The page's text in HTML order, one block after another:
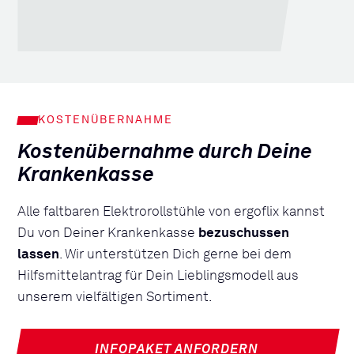
KOSTENÜBERNAHME
Kostenübernahme durch Deine
Krankenkasse
Alle faltbaren Elektrorollstühle von ergoflix kannst
Du von Deiner Krankenkasse bezuschussen
lassen. Wir unterstützen Dich gerne bei dem
Hilfsmittelantrag für Dein Lieblingsmodell aus
unserem vielfältigen Sortiment.
INFOPAKET ANFORDERN